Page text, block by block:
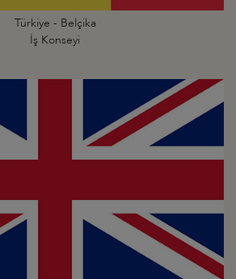
Türkiye - Belçika
İş Konseyi